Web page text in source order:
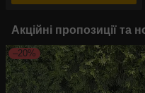
Акційні пропозиції та
–20%